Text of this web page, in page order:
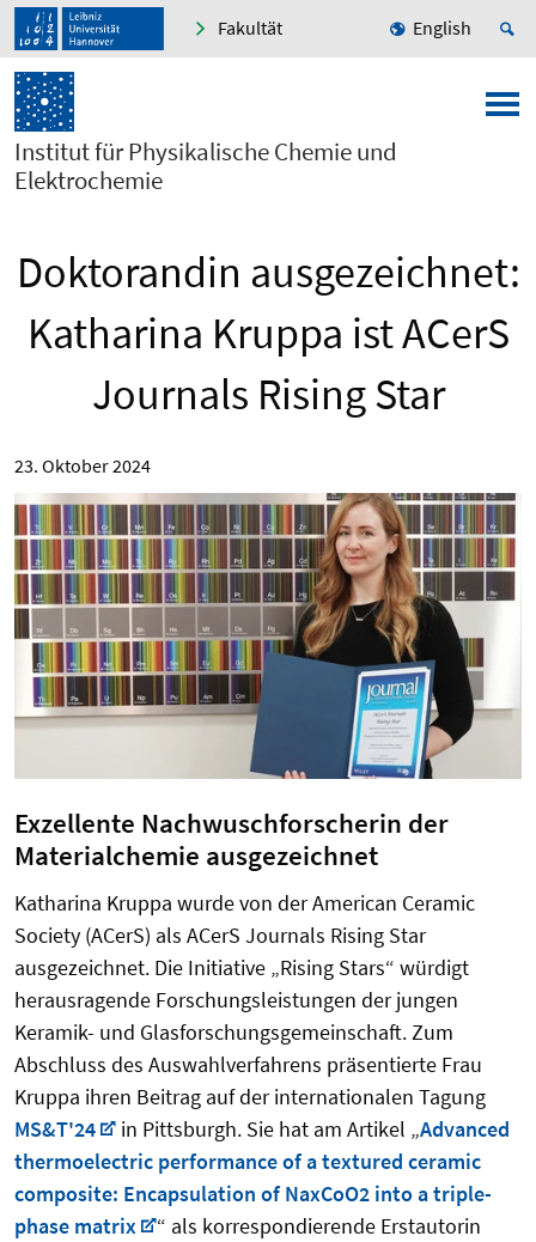
Fakultät English
Institut für Physikalische Chemie und
Elektrochemie
Doktorandin ausgezeichnet:
Katharina Kruppa ist ACerS
Journals Rising Star
23. Oktober 2024
Exzellente Nachwuschforscherin der
Materialchemie ausgezeichnet
Katharina Kruppa wurde von der American Ceramic
Society (ACerS) als ACerS Journals Rising Star
ausgezeichnet. Die Initiative „Rising Stars“ würdigt
herausragende Forschungsleistungen der jungen
Keramik- und Glasforschungsgemeinschaft. Zum
Abschluss des Auswahlverfahrens präsentierte Frau
Kruppa ihren Beitrag auf der internationalen Tagung
MS&T'24
in Pittsburgh. Sie hat am Artikel „Advanced
thermoelectric performance of a textured ceramic
composite: Encapsulation of NaxCoO2 into a triple-
phase matrix
“ als korrespondierende Erstautorin